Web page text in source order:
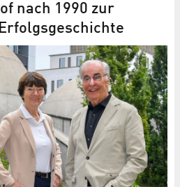
nach 1990 zur